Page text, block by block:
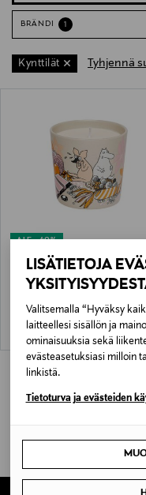
LISÄTIETOJA
Valitsemalla “Hyväksy
laitteellesi sisällön ja
ominaisuuksia sekä
evästeasetuksiasi milloin
linkistä.
Tietoturva ja evästeiden
BRÄNDI 1
Kynttilät Tyhjennä
ALE –40%
MOOMIN ARABIA
Karkkimetsä-kynttilä
Discounted Price
20,90 € Original Price
34,90 €